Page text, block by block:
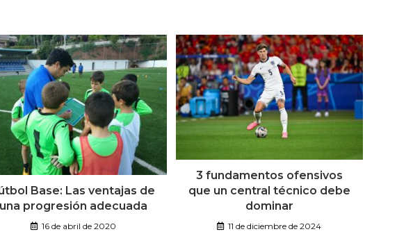
Base: Las ventajas de
una progresión adecuada
16 de abril de 2020
3 fundamentos ofensivos
que un central técnico debe
dominar
11 de diciembre de 2024